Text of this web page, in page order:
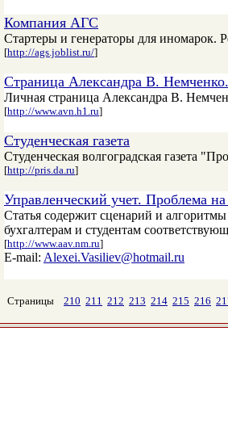
Компания АГС
Стартеры и генераторы для иномарок.
[http://ags.joblist.ru/]
Страница Александра В. Немченко.
Личная страница Александра В.
[http://www.avn.h1.ru]
Студенческая газета
Студенческая волгоградская газета
[http://pris.da.ru]
Управленческий учет. Проблема
Статья содержит сценарий и
бухгалтерам и студентам
[http://www.aav.nm.ru]
E-mail: Alexei.Vasiliev@hotmail.ru
Страницы 210 211 212 213 214 215 216